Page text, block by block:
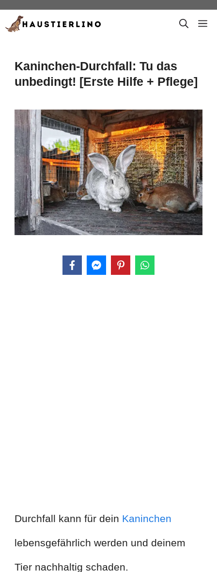
Zum
Inhalt
springen
Kaninchen-Durchfall: Tu das
unbedingt! [Erste Hilfe + Pflege]
Durchfall kann für dein Kaninchen
lebensgefährlich werden und deinem
Tier nachhaltig schaden.